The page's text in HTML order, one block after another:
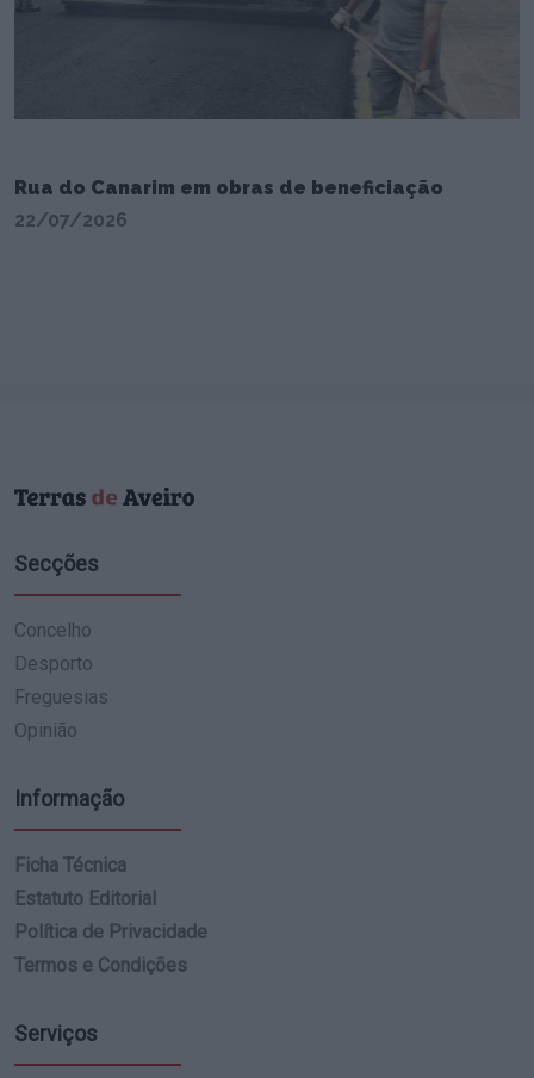
Rua do Canarim em obras de beneficiação
22/07/2026
Secções
Concelho
Desporto
Freguesias
Opinião
Informação
Ficha Técnica
Estatuto Editorial
Política de Privacidade
Termos e Condições
Serviços